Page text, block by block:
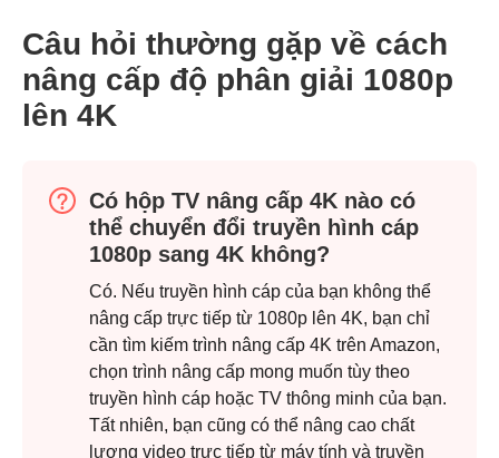
Câu hỏi thường gặp về cách
nâng cấp độ phân giải 1080p
lên 4K
Có hộp TV nâng cấp 4K nào có
thể chuyển đổi truyền hình cáp
1080p sang 4K không?
Có. Nếu truyền hình cáp của bạn không thể
nâng cấp trực tiếp từ 1080p lên 4K, bạn chỉ
cần tìm kiếm trình nâng cấp 4K trên Amazon,
chọn trình nâng cấp mong muốn tùy theo
truyền hình cáp hoặc TV thông minh của bạn.
Tất nhiên, bạn cũng có thể nâng cao chất
lượng video trực tiếp từ máy tính và truyền